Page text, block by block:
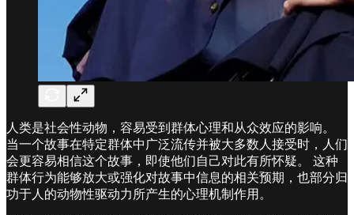
人类是社会性动物，容易受到群体心理和从众效应的影响。
当一个故事在特定群体中广泛流传并被大多数人接受时，人们
会更容易相信这个故事，即使他们自己对此有所怀疑。 这种
群体行为能够放大或强化对故事中信息的相关预期，也部分归
功于人的动物性驱动力所产生的心理机制作用。